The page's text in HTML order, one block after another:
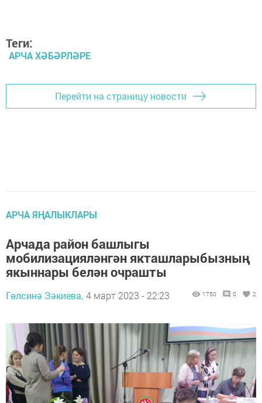
Теги:
АРЧА ХӘБӘРЛӘРЕ
Перейти на страницу новости
АРЧА ЯҢАЛЫКЛАРЫ
Арчада район башлыгы
мобилизацияләнгән якташларыбызның
якыннары белән очрашты
Гөлсинә Зәкиева, 4 март 2023 - 22:23 1750 0 2